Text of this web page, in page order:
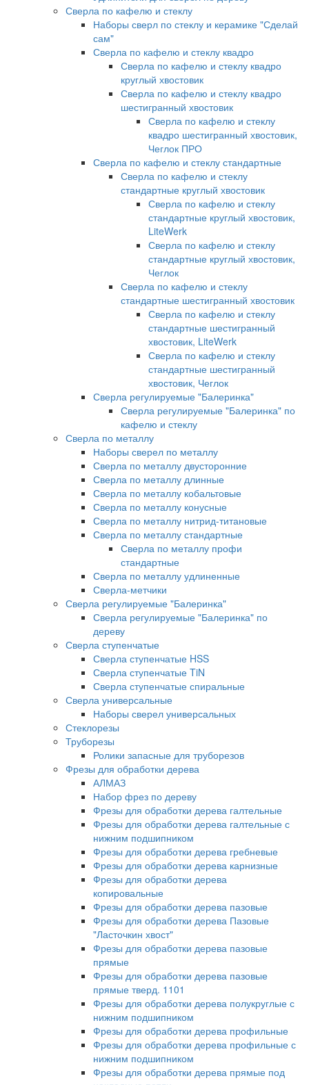
Сверла по кафелю и стеклу
Наборы сверл по стеклу и керамике "Сделай
сам"
Сверла по кафелю и стеклу квадро
Сверла по кафелю и стеклу квадро
круглый хвостовик
Сверла по кафелю и стеклу квадро
шестигранный хвостовик
Сверла по кафелю и стеклу
квадро шестигранный хвостовик,
Чеглок ПРО
Сверла по кафелю и стеклу стандартные
Сверла по кафелю и стеклу
стандартные круглый хвостовик
Сверла по кафелю и стеклу
стандартные круглый хвостовик,
LiteWerk
Сверла по кафелю и стеклу
стандартные круглый хвостовик,
Чеглок
Сверла по кафелю и стеклу
стандартные шестигранный хвостовик
Сверла по кафелю и стеклу
стандартные шестигранный
хвостовик, LiteWerk
Сверла по кафелю и стеклу
стандартные шестигранный
хвостовик, Чеглок
Сверла регулируемые "Балеринка"
Сверла регулируемые "Балеринка" по
кафелю и стеклу
Сверла по металлу
Наборы сверел по металлу
Сверла по металлу двусторонние
Сверла по металлу длинные
Сверла по металлу кобальтовые
Сверла по металлу конусные
Сверла по металлу нитрид-титановые
Сверла по металлу стандартные
Сверла по металлу профи
стандартные
Сверла по металлу удлиненные
Сверла-метчики
Сверла регулируемые "Балеринка"
Сверла регулируемые "Балеринка" по
дереву
Сверла ступенчатые
Сверла ступенчатые HSS
Сверла ступенчатые TiN
Сверла ступенчатые спиральные
Сверла универсальные
Наборы сверел универсальных
Стеклорезы
Труборезы
Ролики запасные для труборезов
Фрезы для обработки дерева
АЛМАЗ
Набор фрез по дереву
Фрезы для обработки дерева галтельные
Фрезы для обработки дерева галтельные с
нижним подшипником
Фрезы для обработки дерева гребневые
Фрезы для обработки дерева карнизные
Фрезы для обработки дерева
копировальные
Фрезы для обработки дерева пазовые
Фрезы для обработки дерева Пазовые
"Ласточкин хвост"
Фрезы для обработки дерева пазовые
прямые
Фрезы для обработки дерева пазовые
прямые тверд. 1101
Фрезы для обработки дерева полукруглые с
нижним подшипником
Фрезы для обработки дерева профильные
Фрезы для обработки дерева профильные с
нижним подшипником
Фрезы для обработки дерева прямые под